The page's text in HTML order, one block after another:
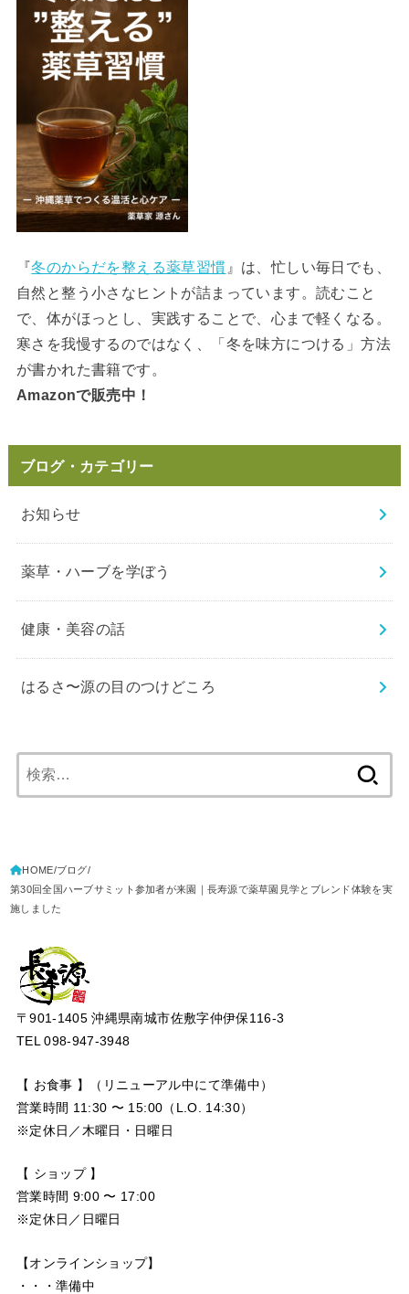
『冬のからだを整える薬草習慣 』は、忙しい毎日でも、
自然と整う小さなヒントが詰まっています。読むこと
で、体がほっとし、実践することで、心まで軽くなる。
寒さを我慢するのではなく、「冬を味方につける」方法
が書かれた書籍です。
Amazonで販売中！
ブログ・カテゴリー
お知らせ
薬草・ハーブを学ぼう
健康・美容の話
はるさ〜源の目のつけどころ
索:
HOME ブログ
第30回全国ハーブサミット参加者が来園｜長寿源で薬草園見学とブレンド体験を実
施しました
〒901-1405 沖縄県南城市佐敷字仲伊保116-3
TEL 098-947-3948
【 お食事 】（リニューアル中にて準備中）
営業時間 11:30 〜 15:00（L.O. 14:30）
※定休日／木曜日・日曜日
【 ショップ 】
営業時間 9:00 〜 17:00
※定休日／日曜日
【オンラインショップ】
・・・準備中